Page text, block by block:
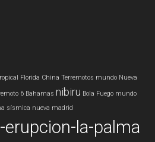
Florida China Terremotos mundo Nueva
6 Bahamas nibiru Bola Fuego mundo
sísmica nueva madrid
la-palma